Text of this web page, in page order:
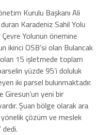
Kurulu Başkanı Ali
Karadeniz Sahil Yolu
Yolunun önemine
ikinci OSB’si olan Bulancak
15 işletmede toplam
yüzde 95’i doluluk
iki parsel bulunmaktadır.
yeni bir
Şuan bölge olarak ara
çözüm ve meslek